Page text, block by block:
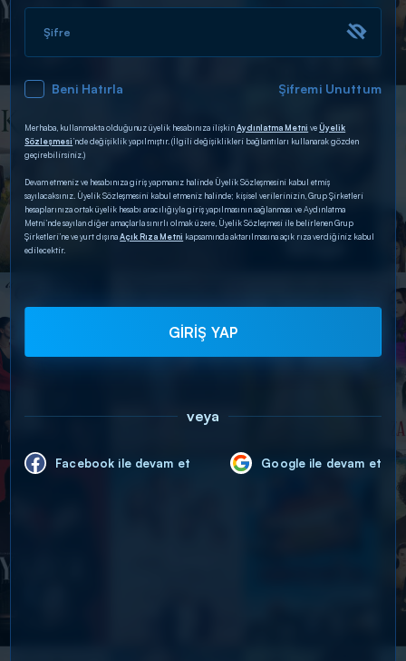
DİĞER SONUÇLAR
Şifre
Beni Hatırla Şifremi Unuttum
Merhaba, kullanmakta olduğunuz üyelik hesabınıza ilişkinAydınlatma Metni veÜyelik
Sözleşmesi’nde değişiklik yapılmıştır. (İlgili değişiklikleri bağlantıları kullanarak gözden
geçirebilirsiniz.)
Devam etmeniz ve hesabınıza giriş yapmanız halinde Üyelik Sözleşmesini kabul etmiş
sayılacaksınız. Üyelik Sözleşmesini kabul etmeniz halinde; kişisel verilerinizin, Grup Şirketleri
hesaplarınıza ortak üyelik hesabı aracılığıyla giriş yapılmasının sağlanması ve Aydınlatma
Metni’nde sayılan diğer amaçlarla sınırlı olmak üzere, Üyelik Sözleşmesi ile belirlenen Grup
Şirketleri’ne ve yurt dışınaAçık Rıza Metni kapsamında aktarılmasına açık rıza verdiğiniz kabul
edilecektir.
GİRİŞ YAP
veya
Facebook ile devam et Google ile devam et